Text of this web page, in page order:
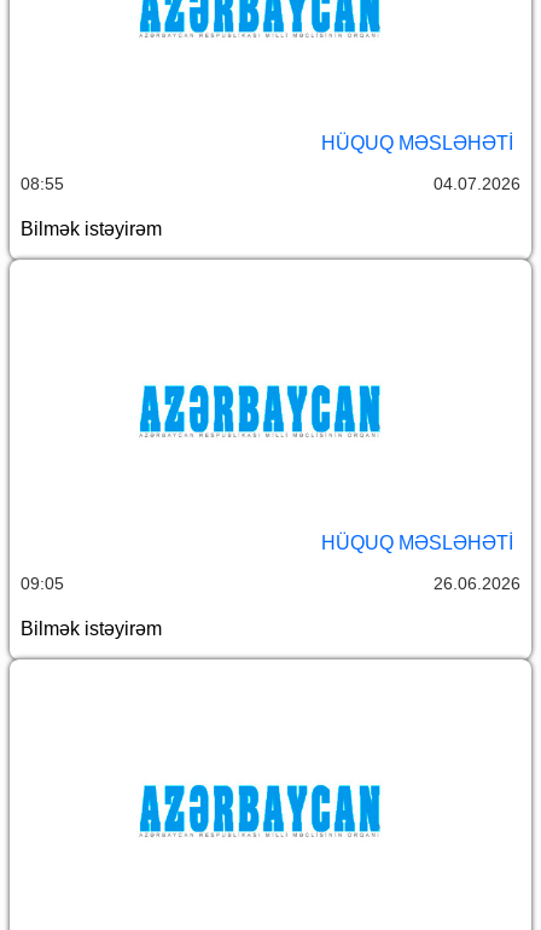
HÜQUQ MƏSLƏHƏTI
08:55 04.07.2026
Bilmək istəyirəm
HÜQUQ MƏSLƏHƏTI
09:05 26.06.2026
Bilmək istəyirəm